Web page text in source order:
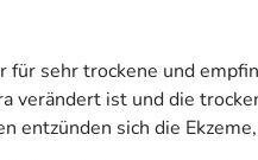
sehr trockene und
ist und die
entzünden sich die